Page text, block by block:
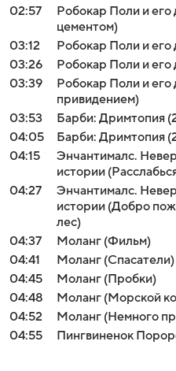
02:57
Робокар Поли и его
цементом)
03:12
Робокар Поли и его
03:26
Робокар Поли и его
03:39
Робокар Поли и его
привидением)
03:53
Барби: Дримтопия
04:05
Барби: Дримтопия
04:15
Энчантималс.
истории
04:27
Энчантималс.
истории (Добро
лес)
04:37
Моланг (Фильм)
04:41
Моланг (Спасатели)
04:45
Моланг (Пробки)
04:48
Моланг (Морской
04:52
Моланг (Немного
04:55
Пингвиненок